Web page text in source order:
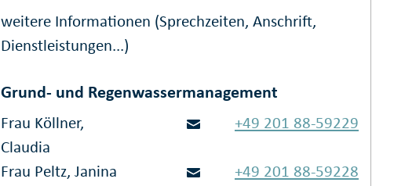
weitere Informationen (Sprechzeiten, Anschrift,
Dienstleistungen...)
Grund- und Regenwassermanagement
Frau Köllner,
Claudia
+49 201 88-59229
Frau Peltz, Janina +49 201 88-59228